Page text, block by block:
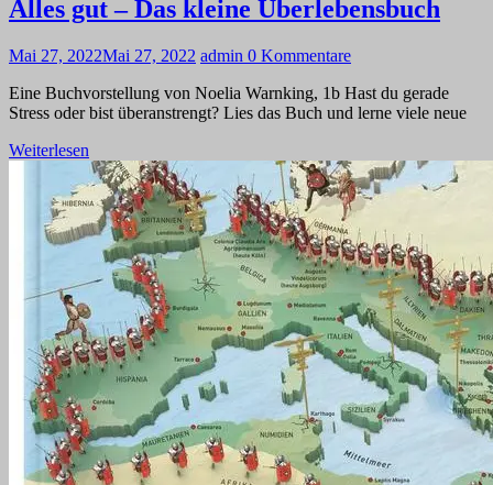
Alles gut – Das kleine Überlebensbuch
Mai 27, 2022Mai 27, 2022 admin 0 Kommentare
Eine Buchvorstellung von Noelia Warnking, 1b Hast du gerade
Stress oder bist überanstrengt? Lies das Buch und lerne viele neue
Weiterlesen